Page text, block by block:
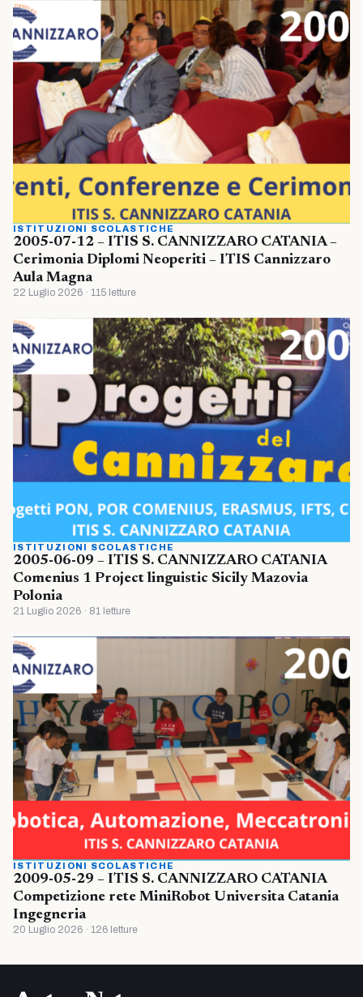
ISTITUZIONI SCOLASTICHE
2005-07-12 – ITIS S. CANNIZZARO CATANIA –
Cerimonia Diplomi Neoperiti – ITIS Cannizzaro
Aula Magna
22 Luglio 2026 · 115 letture
ISTITUZIONI SCOLASTICHE
2005-06-09 – ITIS S. CANNIZZARO CATANIA
Comenius 1 Project linguistic Sicily Mazovia
Polonia
21 Luglio 2026 · 81 letture
ISTITUZIONI SCOLASTICHE
2009-05-29 – ITIS S. CANNIZZARO CATANIA
Competizione rete MiniRobot Universita Catania
Ingegneria
20 Luglio 2026 · 126 letture